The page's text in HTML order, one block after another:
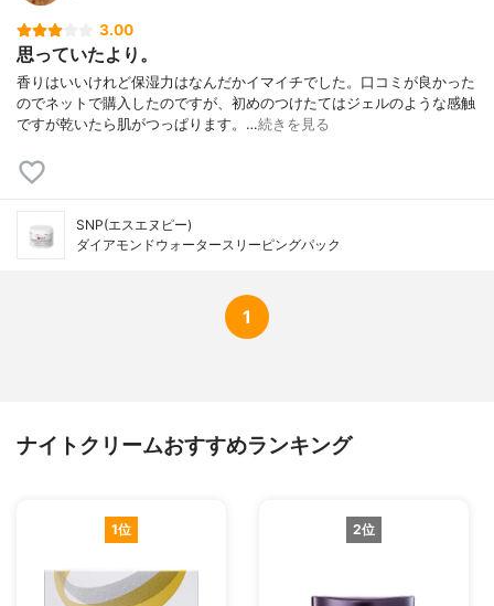
香り
3.00
思っていたより。
香りはいいけれど保湿力はなんだかイマイチでした。口コミが良かった
のでネットで購入したのですが、初めのつけたてはジェルのような感触
ですが乾いたら肌がつっぱります。…続きを見る
SNP(エスエヌピー)
ダイアモンドウォータースリーピングパック
1
ナイトクリームおすすめランキング
1位 2位